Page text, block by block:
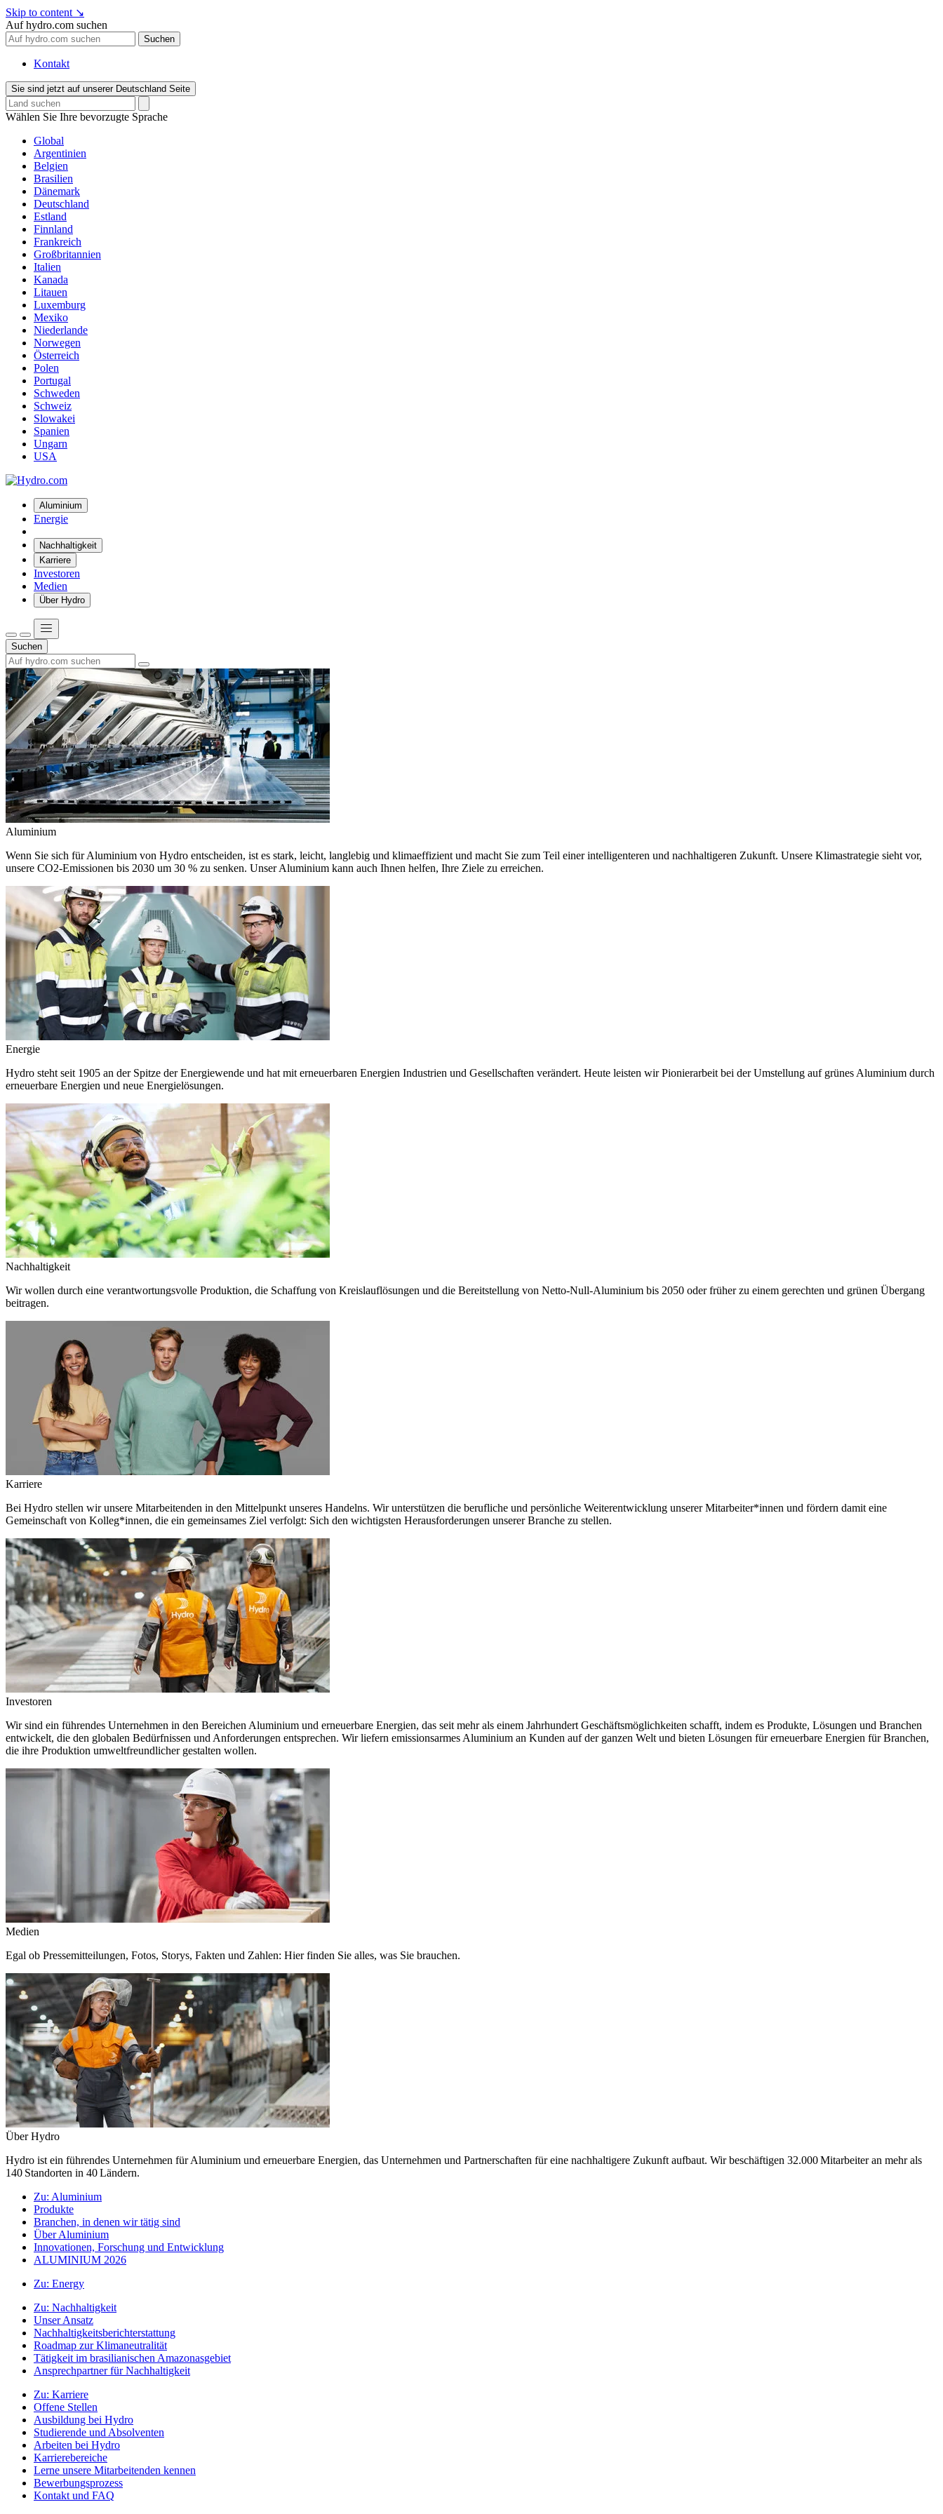
Skip to content ↘
Auf hydro.com suchen
Suchen
Kontakt
Sie sind jetzt auf unserer Deutschland Seite
Wählen Sie Ihre bevorzugte Sprache
Global
Argentinien
Belgien
Brasilien
Dänemark
Deutschland
Estland
Finnland
Frankreich
Großbritannien
Italien
Kanada
Litauen
Luxemburg
Mexiko
Niederlande
Norwegen
Österreich
Polen
Portugal
Schweden
Schweiz
Slowakei
Spanien
Ungarn
USA
Aluminium
Energie
Nachhaltigkeit
Karriere
Investoren
Medien
Über Hydro
Suchen
Aluminium
Wenn Sie sich für Aluminium von Hydro entscheiden, ist es stark, leicht, langlebig und klimaeffizient und macht Sie zum Teil einer intelligenteren und nachhaltigeren Zukunft. Unsere Klimastrategie sieht vor,
unsere CO2-Emissionen bis 2030 um 30 % zu senken. Unser Aluminium kann auch Ihnen helfen, Ihre Ziele zu erreichen.
Energie
Hydro steht seit 1905 an der Spitze der Energiewende und hat mit erneuerbaren Energien Industrien und Gesellschaften verändert. Heute leisten wir Pionierarbeit bei der Umstellung auf grünes Aluminium durch
erneuerbare Energien und neue Energielösungen.
Nachhaltigkeit
Wir wollen durch eine verantwortungsvolle Produktion, die Schaffung von Kreislauflösungen und die Bereitstellung von Netto-Null-Aluminium bis 2050 oder früher zu einem gerechten und grünen Übergang
beitragen.
Karriere
Bei Hydro stellen wir unsere Mitarbeitenden in den Mittelpunkt unseres Handelns. Wir unterstützen die berufliche und persönliche Weiterentwicklung unserer Mitarbeiter*innen und fördern damit eine
Gemeinschaft von Kolleg*innen, die ein gemeinsames Ziel verfolgt: Sich den wichtigsten Herausforderungen unserer Branche zu stellen.
Investoren
Wir sind ein führendes Unternehmen in den Bereichen Aluminium und erneuerbare Energien, das seit mehr als einem Jahrhundert Geschäftsmöglichkeiten schafft, indem es Produkte, Lösungen und Branchen
entwickelt, die den globalen Bedürfnissen und Anforderungen entsprechen. Wir liefern emissionsarmes Aluminium an Kunden auf der ganzen Welt und bieten Lösungen für erneuerbare Energien für Branchen,
die ihre Produktion umweltfreundlicher gestalten wollen.
Medien
Egal ob Pressemitteilungen, Fotos, Storys, Fakten und Zahlen: Hier finden Sie alles, was Sie brauchen.
Über Hydro
Hydro ist ein führendes Unternehmen für Aluminium und erneuerbare Energien, das Unternehmen und Partnerschaften für eine nachhaltigere Zukunft aufbaut. Wir beschäftigen 32.000 Mitarbeiter an mehr als
140 Standorten in 40 Ländern.
Zu: Aluminium
Produkte
Branchen, in denen wir tätig sind
Über Aluminium
Innovationen, Forschung und Entwicklung
ALUMINIUM 2026
Zu: Energy
Zu: Nachhaltigkeit
Unser Ansatz
Nachhaltigkeitsberichterstattung
Roadmap zur Klimaneutralität
Tätigkeit im brasilianischen Amazonasgebiet
Ansprechpartner für Nachhaltigkeit
Zu: Karriere
Offene Stellen
Ausbildung bei Hydro
Studierende und Absolventen
Arbeiten bei Hydro
Karrierebereiche
Lerne unsere Mitarbeitenden kennen
Bewerbungsprozess
Kontakt und FAQ